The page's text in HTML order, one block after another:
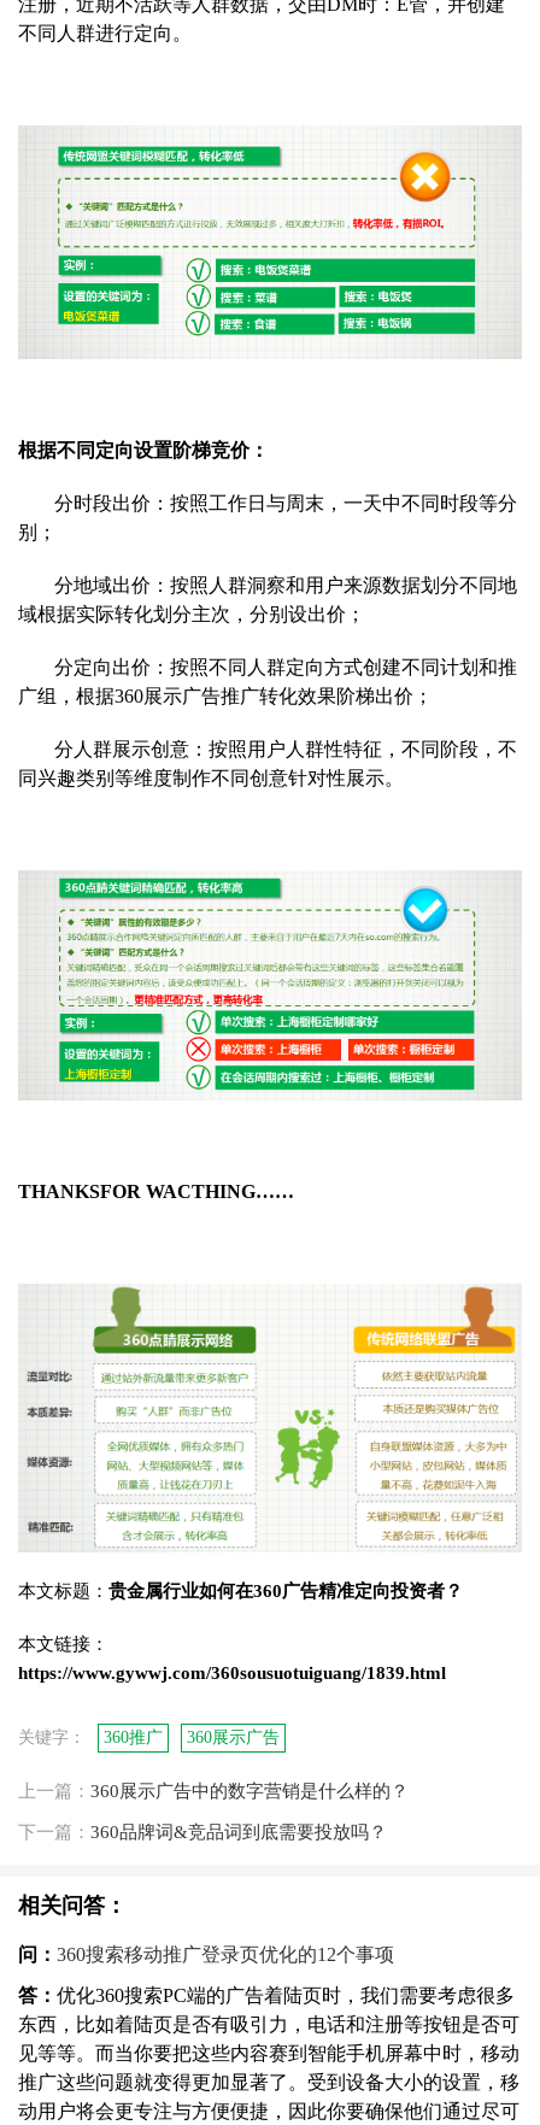
注册，近期不活跃等人群数据，交由DM时：E管，并创建
不同人群进行定向。
根据不同定向设置阶梯竞价：
分时段出价：按照工作日与周末，一天中不同时段等分
别；
分地域出价：按照人群洞察和用户来源数据划分不同地
域根据实际转化划分主次，分别设出价；
分定向出价：按照不同人群定向方式创建不同计划和推
广组， 根据360展示广告推广转化效果阶梯出价；
分人群展示创意：按照用户人群性特征，不同阶段，不
同兴趣类别等维度制作不同创意针对性展示。
THANKSFOR WACTHING……
本文标题： 贵金属行业如何在360广告精准定向投资者？
本文链接：
https://www.gywwj.com/360sousuotuiguang/1839.html
关键字： 360推广 360展示广告
上一篇： 360展示广告中的数字营销是什么样的？
下一篇： 360品牌词&竞品词到底需要投放吗？
相关问答：
问： 360搜索移动推广登录页优化的12个事项
答： 优化360搜索PC端的广告着陆页时，我们需要考虑很多
东西，比如着陆页是否有吸引力，电话和注册等按钮是否可
见等等。而当你要把这些内容赛到智能手机屏幕中时，移动
推广这些问题就变得更加显著了。受到设备大小的设置，移
动用户将会更专注与方便便捷，因此你要确保他们通过尽可